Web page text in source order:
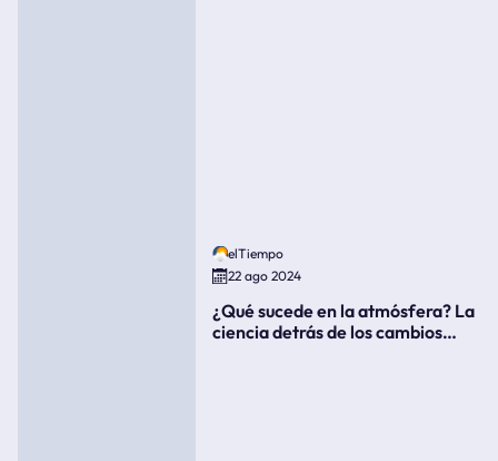
elTiempo
22 ago 2024
¿Qué sucede en la atmósfera? La
ciencia detrás de los cambios